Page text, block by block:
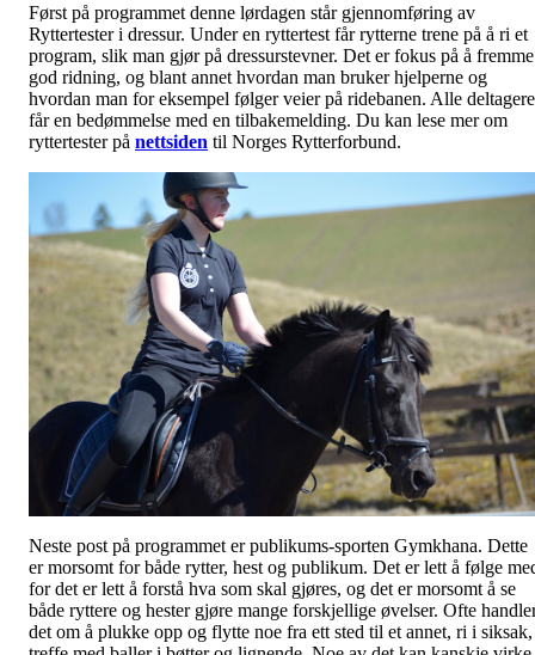
Først på programmet denne lørdagen står gjennomføring av
Ryttertester i dressur. Under en ryttertest får rytterne trene på å ri et
program, slik man gjør på dressurstevner. Det er fokus på å fremme
god ridning, og blant annet hvordan man bruker hjelperne og
hvordan man for eksempel følger veier på ridebanen. Alle deltagere
får en bedømmelse med en tilbakemelding. Du kan lese mer om
ryttertester på nettsiden til Norges Rytterforbund.
Neste post på programmet er publikums-sporten Gymkhana. Dette
er morsomt for både rytter, hest og publikum. Det er lett å følge
for det er lett å forstå hva som skal gjøres, og det er morsomt å se
både ryttere og hester gjøre mange forskjellige øvelser. Ofte
det om å plukke opp og flytte noe fra ett sted til et annet, ri i siksak,